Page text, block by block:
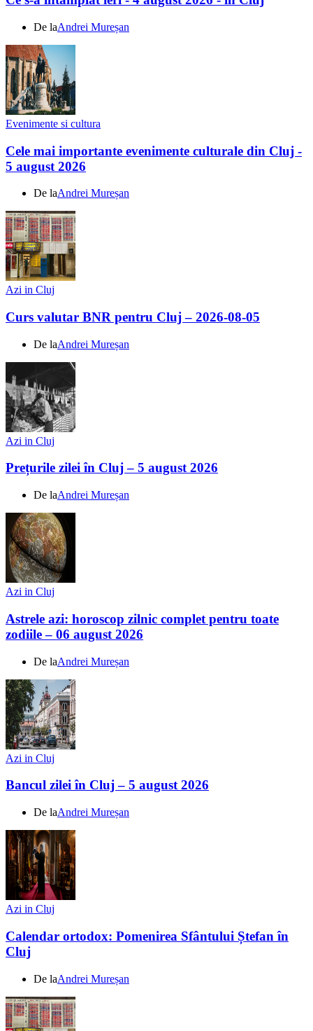
De laAndrei Mureșan
Evenimente si cultura
Cele mai importante evenimente culturale din Cluj -
5 august 2026
De laAndrei Mureșan
Azi in Cluj
Curs valutar BNR pentru Cluj – 2026-08-05
De laAndrei Mureșan
Azi in Cluj
Prețurile zilei în Cluj – 5 august 2026
De laAndrei Mureșan
Azi in Cluj
Astrele azi: horoscop zilnic complet pentru toate
zodiile – 06 august 2026
De laAndrei Mureșan
Azi in Cluj
Bancul zilei în Cluj – 5 august 2026
De laAndrei Mureșan
Azi in Cluj
Calendar ortodox: Pomenirea Sfântului Ștefan în
Cluj
De laAndrei Mureșan